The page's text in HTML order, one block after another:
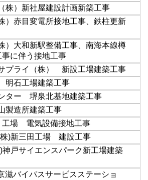
株）新社屋建設計画新築工事
）赤目変電所接地工事、鉄柱更新
）大和新駅整備工事、南海本線樽
に伴う接地工事
プライ（株） 新設工場建築工事
明石工場建築工事
ター 堺泉北基地建築工事
製造所建築工事
工場 電気設備接地工事
)新三田工場 建設工事
戸サイエンスパーク新工場建築
滋バイパスサービスステーショ